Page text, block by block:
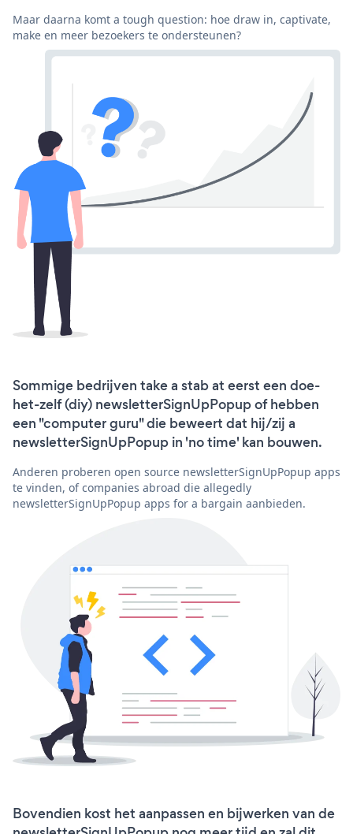
Maar daarna komt a tough question: hoe draw in, captivate,
make en meer bezoekers te ondersteunen?
Sommige bedrijven take a stab at eerst een doe-
het-zelf (diy) newsletterSignUpPopup of hebben
een "computer guru" die beweert dat hij/zij a
newsletterSignUpPopup in 'no time' kan bouwen.
Anderen proberen open source newsletterSignUpPopup apps
te vinden, of companies abroad die allegedly
newsletterSignUpPopup apps for a bargain aanbieden.
Bovendien kost het aanpassen en bijwerken van de